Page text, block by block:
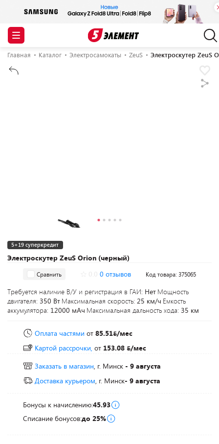
Главная Каталог Электросамокаты ZeuS Электроскутер ZeuS
Электроскутер ZeuS Orion (черный)
5+19 суперкредит
Сравнить 0 отзывов Код товара: 375065
Требуется наличие В/У и регистрация в ГАИ: Нет Мощность
двигателя: 350 Вт Максимальная скорость: 25 км/ч Емкость
аккумулятора: 12000 мАч Максимальная дальность хода: 35 км
Оплата частями от 85.51 /мес
Картой рассрочки, от 153.08
/мес
Заказать в магазин, г. Минск - 9 августа
Доставка курьером, г. Минск- 9 августа
Бонусы к начислению:45.93
Списание бонусов:до 25%